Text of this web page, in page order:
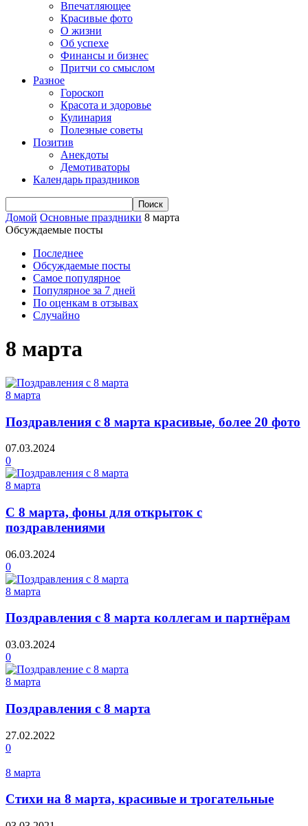
Впечатляющее
Красивые фото
О жизни
Об успехе
Финансы и бизнес
Притчи со смыслом
Разное
Гороскоп
Красота и здоровье
Кулинария
Полезные советы
Позитив
Анекдоты
Демотиваторы
Календарь праздников
Домой Основные праздники 8 марта
Обсуждаемые посты
Последнее
Обсуждаемые посты
Самое популярное
Популярное за 7 дней
По оценкам в отзывах
Случайно
8 марта
8 марта
Поздравления с 8 марта красивые, более 20 фото
07.03.2024
0
8 марта
С 8 марта, фоны для открыток с
поздравлениями
06.03.2024
0
8 марта
Поздравления с 8 марта коллегам и партнёрам
03.03.2024
0
8 марта
Поздравления с 8 марта
27.02.2022
0
8 марта
Стихи на 8 марта, красивые и трогательные